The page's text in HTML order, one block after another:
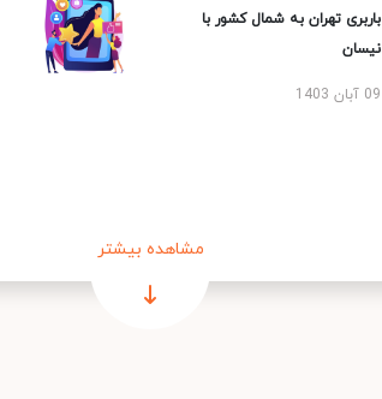
باربری تهران به شمال کشور با
نیسان
09 آبان 1403
مشاهده بیشتر